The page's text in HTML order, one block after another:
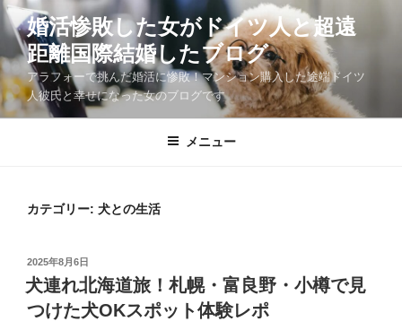
コ
ン
ン
ツ
へ
婚活惨敗した女がドイツ人と超遠
距離国際結婚したブログ
アラフォーで挑んだ婚活に惨敗！マンション購入した途端ドイツ
人彼氏と幸せになった女のブログです
メニュー
カテゴリー: 犬との生活
投
稿
日:
2025年8月6日
犬連れ北海道旅！札幌・富良野・小樽で見
つけた犬OKスポット体験レポ